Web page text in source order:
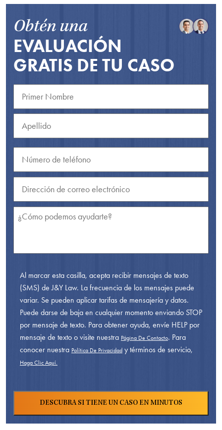
Obtén una
EVALUACIÓN
GRATIS DE TU CASO
Al marcar esta casilla, acepta recibir mensajes de texto
(SMS) de J&Y Law. La frecuencia de los mensajes puede
variar. Se pueden aplicar tarifas de mensajería y datos.
Puede darse de baja en cualquier momento enviando STOP
por mensaje de texto. Para obtener ayuda, envíe HELP por
mensaje de texto o visite nuestra Página De Contacto. Para
conocer nuestra Política De Privacidad y términos de servicio,
Haga Clic Aquí.